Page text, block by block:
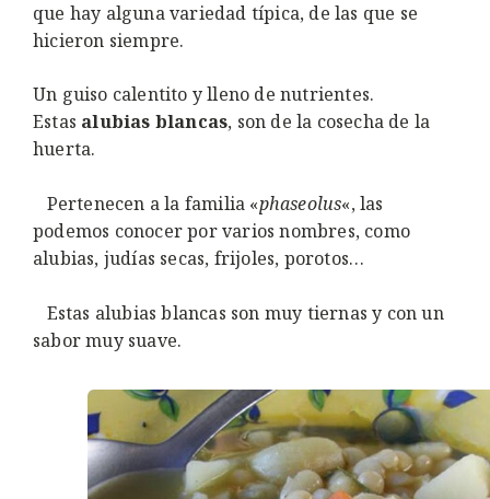
que hay alguna variedad típica, de las que se
hicieron siempre.
Un guiso calentito y lleno de nutrientes.
Estas alubias blancas, son de la cosecha de la
huerta.
Pertenecen a la familia «phaseolus«, las
podemos conocer por varios nombres, como
alubias, judías secas, frijoles, porotos…
Estas alubias blancas son muy tiernas y con un
sabor muy suave.